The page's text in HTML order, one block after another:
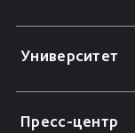
Университет
Пресс-центр